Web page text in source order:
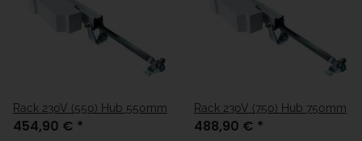
Rack 230V (550) Hub 550mm
454,90 € *
Rack 230V (750) Hub 750mm
488,90 € *